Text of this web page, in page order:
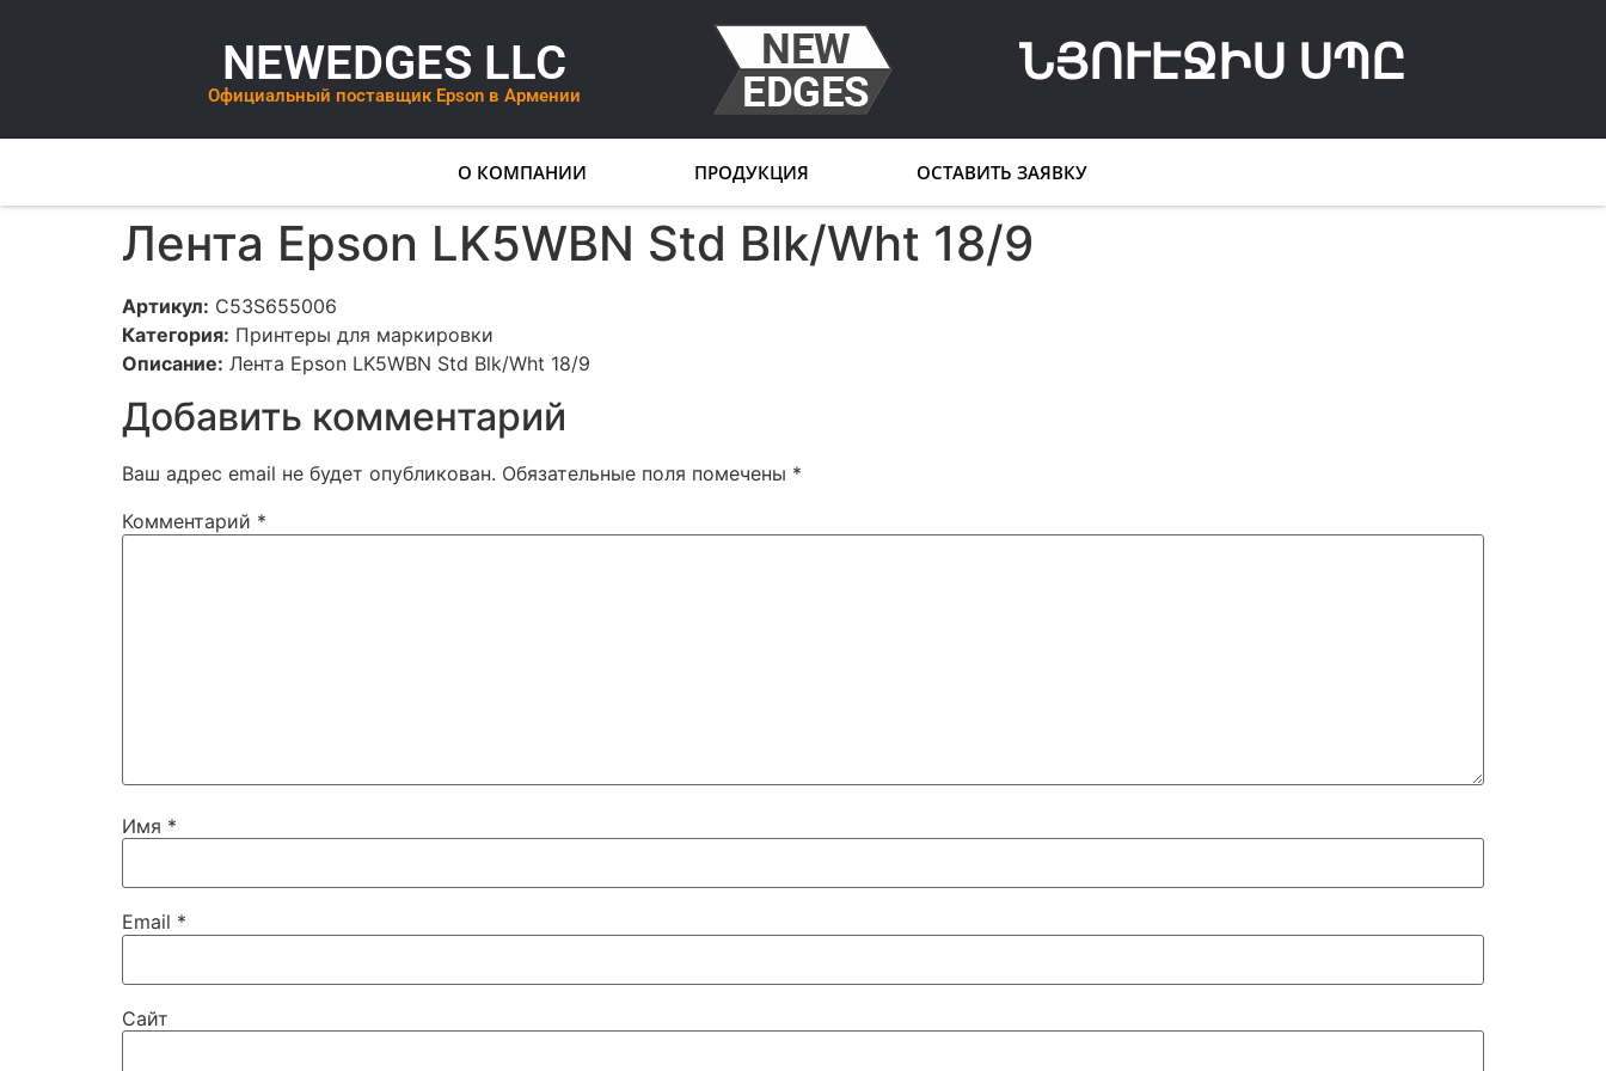
NEWEDGES LLC
Официальный поставщик Epson в Армении
ՆՅՈՒԷՋԻՍ ՍՊԸ
О КОМПАНИИ ПРОДУКЦИЯ ОСТАВИТЬ ЗАЯВКУ
Лента Epson LK5WBN Std Blk/Wht 18/9
Артикул: C53S655006
Категория: Принтеры для маркировки
Описание: Лента Epson LK5WBN Std Blk/Wht 18/9
Добавить комментарий
Ваш адрес email не будет опубликован. Обязательные поля помечены *
Комментарий *
Имя *
Email *
Сайт